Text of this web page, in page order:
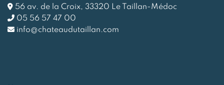
56 av. de la Croix, 33320 Le Taillan-Médoc
05 56 57 47 00
info@chateaudutaillan.com